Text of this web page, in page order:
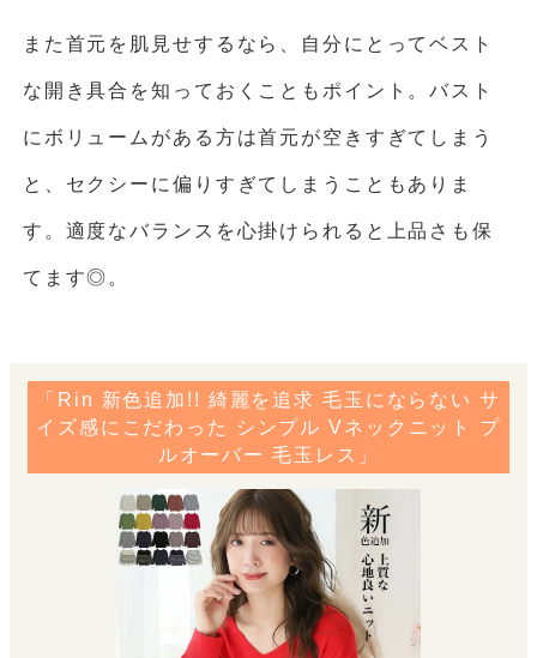
また首元を肌見せするなら、自分にとってベスト
な開き具合を知っておくこともポイント。バスト
にボリュームがある方は首元が空きすぎてしまう
と、セクシーに偏りすぎてしまうこともありま
す。適度なバランスを心掛けられると上品さも保
てます◎。
「Rin 新色追加!! 綺麗を追求 毛玉にならない サ
イズ感にこだわった シンプル Vネックニット プ
ルオーバー 毛玉レス」